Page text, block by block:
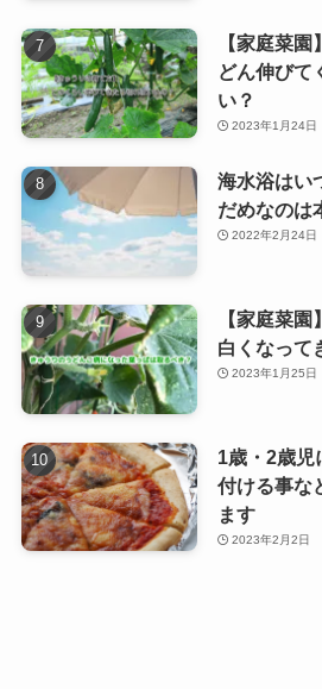
【家庭菜
どん伸びて
い？
2023年1月24日
海水浴はい
だめなのは
2022年2月24日
【家庭菜
白くなって
2023年1月25日
1歳・2歳児
付ける事な
ます
2023年2月2日